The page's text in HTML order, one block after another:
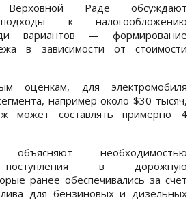
Раде обсуждают
к налогообложению
вариантов — формирование
в зависимости от стоимости
оценкам, для электромобиля
например около $30 тысяч,
может составлять примерно 4
необходимостью
поступления в дорожную
ранее обеспечивались за счет
для бензиновых и дизельных